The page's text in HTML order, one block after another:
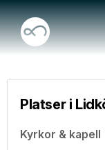
Platser i
Kyrkor & kapell